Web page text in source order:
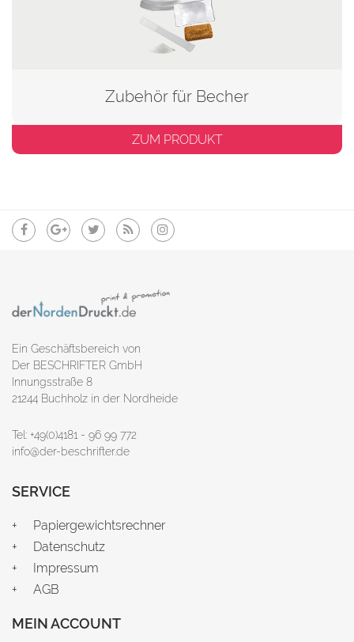
Zubehör für Becher
ZUM PRODUKT
Ein Geschäftsbereich von
Der BESCHRIFTER GmbH
Innungsstraße 8
21244 Buchholz in der Nordheide
Tel: +49(0)4181 - 96 99 772
info@der-beschrifter.de
SERVICE
Papiergewichtsrechner
Datenschutz
Impressum
AGB
MEIN ACCOUNT